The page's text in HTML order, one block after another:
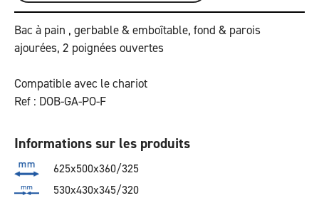
Bac à pain , gerbable & emboîtable, fond & parois
ajourées, 2 poignées ouvertes
Compatible avec le chariot
Ref : DOB-GA-PO-F
Informations sur les produits
625x500x360/325
530x430x345/320